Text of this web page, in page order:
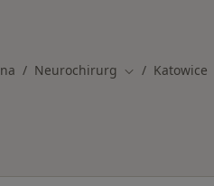
Neurochirurg Zmień miasto
Katowice